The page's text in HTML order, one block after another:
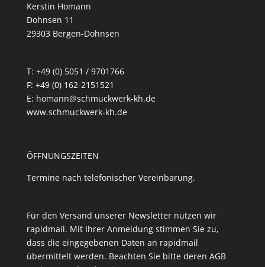
Kerstin Homann
Dohnsen 11
29303 Bergen-Dohnsen
T: +49 (0) 5051 / 9701766
F: +49 (0) 162-2151521
E: homann@schmuckwerk-kh.de
www.schmuckwerk-kh.de
ÖFFNUNGSZEITEN
Termine nach telefonischer Vereinbarung.
Für den Versand unserer Newsletter nutzen wir
rapidmail. Mit Ihrer Anmeldung stimmen Sie zu,
dass die eingegebenen Daten an rapidmail
übermittelt werden. Beachten Sie bitte deren AGB